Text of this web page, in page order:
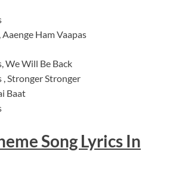
Ham Vaapas
We Will Be Back
, Stronger Stronger
Baat
Song Lyrics In